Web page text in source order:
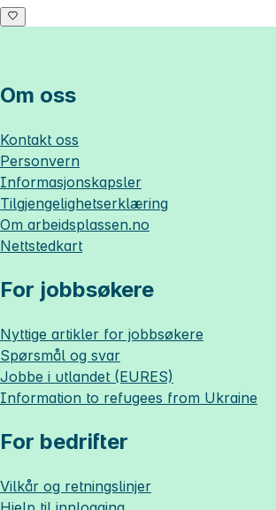
Om oss
Kontakt oss
Personvern
Informasjonskapsler
Tilgjengelighetserklæring
Om arbeidsplassen.no
Nettstedkart
For jobbsøkere
Nyttige artikler for jobbsøkere
Spørsmål og svar
Jobbe i utlandet (EURES)
Information to refugees from Ukraine
For bedrifter
Vilkår og retningslinjer